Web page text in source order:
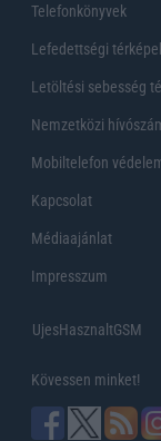
Telefonkönyvek
Lefedettségi
Letöltési sebesség
Nemzetközi
Mobiltelefon
Kapcsolat
Médiaajánlat
Impresszum
UjesHasznaltGSM
Kövessen minket!